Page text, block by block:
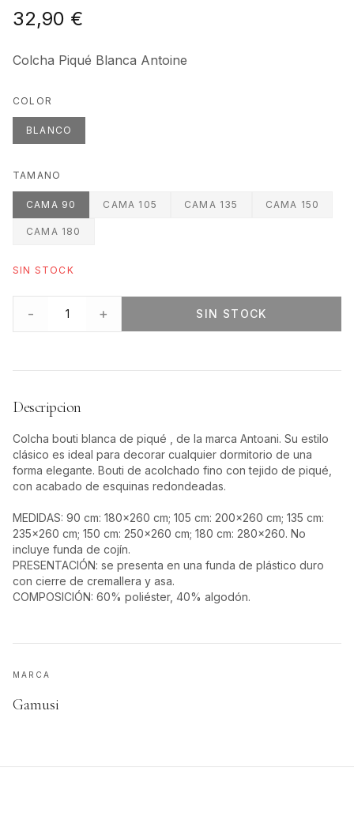
32,90 €
Colcha Piqué Blanca Antoine
COLOR
BLANCO
TAMANO
CAMA 90 CAMA 105 CAMA 135 CAMA 150
CAMA 180
SIN STOCK
- 1 + SIN STOCK
Descripcion
Colcha bouti blanca de piqué , de la marca Antoani. Su estilo
clásico es ideal para decorar cualquier dormitorio de una
forma elegante. Bouti de acolchado fino con tejido de piqué,
con acabado de esquinas redondeadas.
MEDIDAS: 90 cm: 180x260 cm; 105 cm: 200x260 cm; 135 cm:
235x260 cm; 150 cm: 250x260 cm; 180 cm: 280x260. No
incluye funda de cojín.
PRESENTACIÓN: se presenta en una funda de plástico duro
con cierre de cremallera y asa.
COMPOSICIÓN: 60% poliéster, 40% algodón.
MARCA
Gamusi